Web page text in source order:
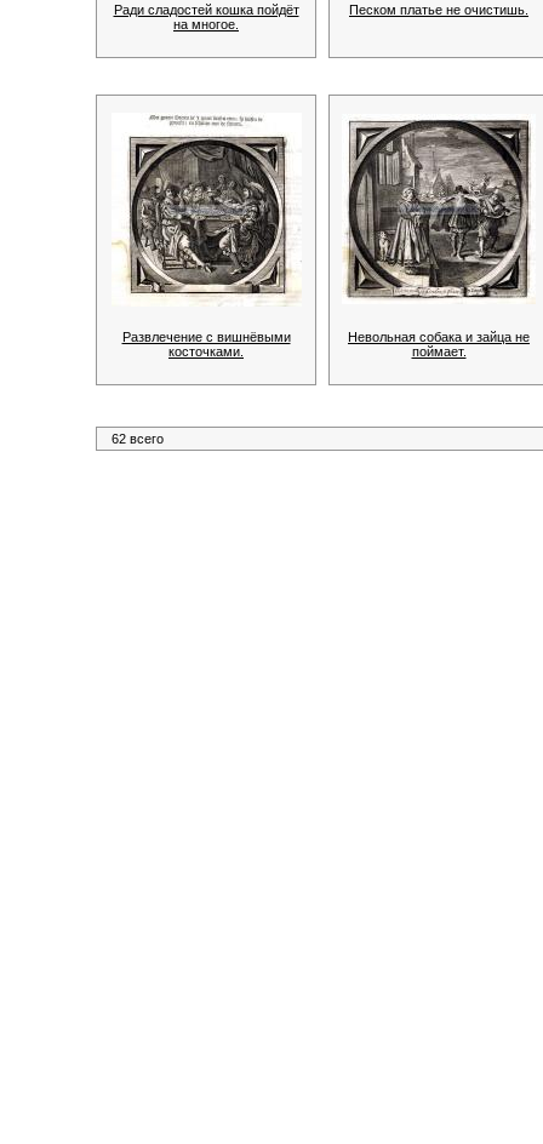
Ради сладостей кошка пойдёт
на многое.
Песком платье не очистишь.
Развлечение с вишнёвыми
косточками.
Невольная собака и зайца не
поймает.
62 всего